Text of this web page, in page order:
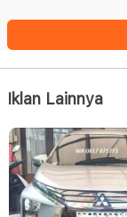
Iklan Lainnya